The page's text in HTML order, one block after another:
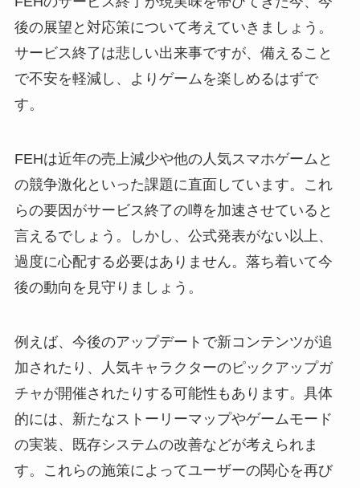
後の展望と対応策について考えていきましょう。
サービス終了は悲しい出来事ですが、備えること
で不安を軽減し、よりゲームを楽しめるはずで
す。
FEHは近年の売上減少や他の人気スマホゲームと
の競争激化といった課題に直面しています。これ
らの要因がサービス終了の噂を加速させていると
言えるでしょう。しかし、公式発表がない以上、
過度に心配する必要はありません。落ち着いて今
後の動向を見守りましょう。
例えば、今後のアップデートで新コンテンツが追
加されたり、人気キャラクターのピックアップガ
チャが開催されたりする可能性もあります。具体
的には、新たなストーリーマップやゲームモード
の実装、既存システムの改善などが考えられま
す。これらの施策によってユーザーの関心を再び